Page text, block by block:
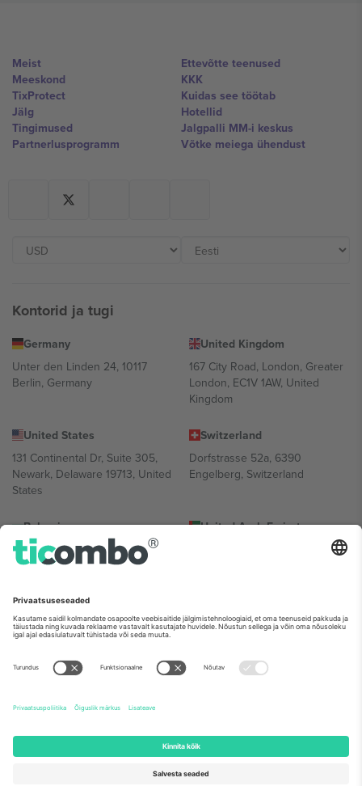
Meist
Meeskond
TixProtect
Jälg
Tingimused
Partnerlusprogramm
Ettevõtte teenused
KKK
Kuidas see töötab
Hotellid
Jalgpalli MM-i keskus
Võtke meiega ühendust
Kontorid ja tugi
Germany
Unter den Linden 24, 10117
Berlin, Germany
United Kingdom
167 City Road, London, Greater
London, EC1V 1AW, United
Kingdom
United States
131 Continental Dr, Suite 305,
Newark, Delaware 19713, United
States
Switzerland
Dorfstrasse 52a, 6390
Engelberg, Switzerland
Bulgaria
Regus Sofia City West, bul
Totleben 53-55, 1606 Sofia,
United Arab Emirates
UAE Dubai Silicon Oasis, DDP
Mexico
Av Chapultepec 360, Roma
Norte, Cuauhtémoc, 06700
Ciudad de México, CDMX,
sündmusest ja/või domeenist. Detailide jaoks vaata konkreetse
sündmuse lehte, impressumit ja tingimusi.,
2026 Ticombo. Kõik õigused kaitstud.